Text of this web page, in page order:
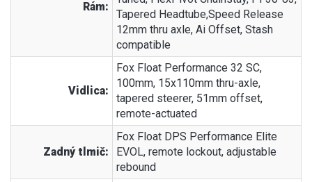
Rám:
Tapered Headtube,Speed Release
12mm thru axle, Ai Offset, Stash
compatible
Vidlica:
Fox Float Performance 32 SC,
100mm, 15x110mm thru-axle,
tapered steerer, 51mm offset,
remote-actuated
Zadný tlmič:
Fox Float DPS Performance Elite
EVOL, remote lockout, adjustable
rebound